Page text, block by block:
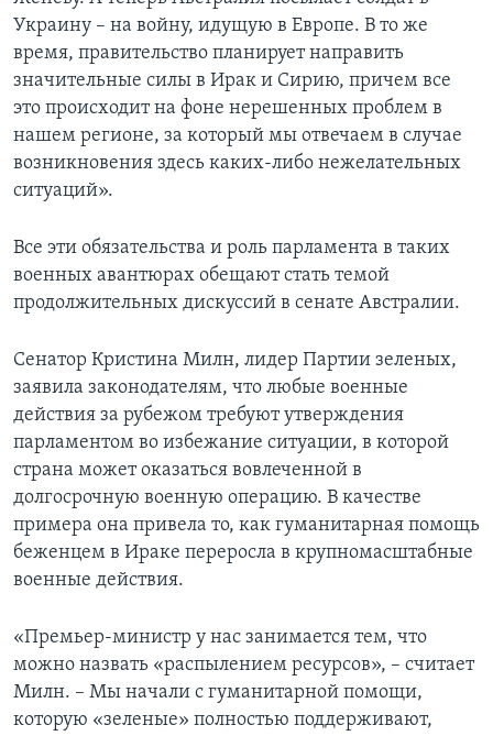
Украину – на войну, идущую в Европе. В то же
время, правительство планирует направить
значительные силы в Ирак и Сирию, причем все
это происходит на фоне нерешенных проблем в
нашем регионе, за который мы отвечаем в случае
возникновения здесь каких-либо нежелательных
ситуаций».
Все эти обязательства и роль парламента в таких
военных авантюрах обещают стать темой
продолжительных дискуссий в сенате Австралии.
Сенатор Кристина Милн, лидер Партии зеленых,
заявила законодателям, что любые военные
действия за рубежом требуют утверждения
парламентом во избежание ситуации, в которой
страна может оказаться вовлеченной в
долгосрочную военную операцию. В качестве
примера она привела то, как гуманитарная помощь
беженцем в Ираке переросла в крупномасштабные
военные действия.
«Премьер-министр у нас занимается тем, что
можно назвать «распылением ресурсов», – считает
Милн. – Мы начали с гуманитарной помощи,
которую «зеленые» полностью поддерживают,